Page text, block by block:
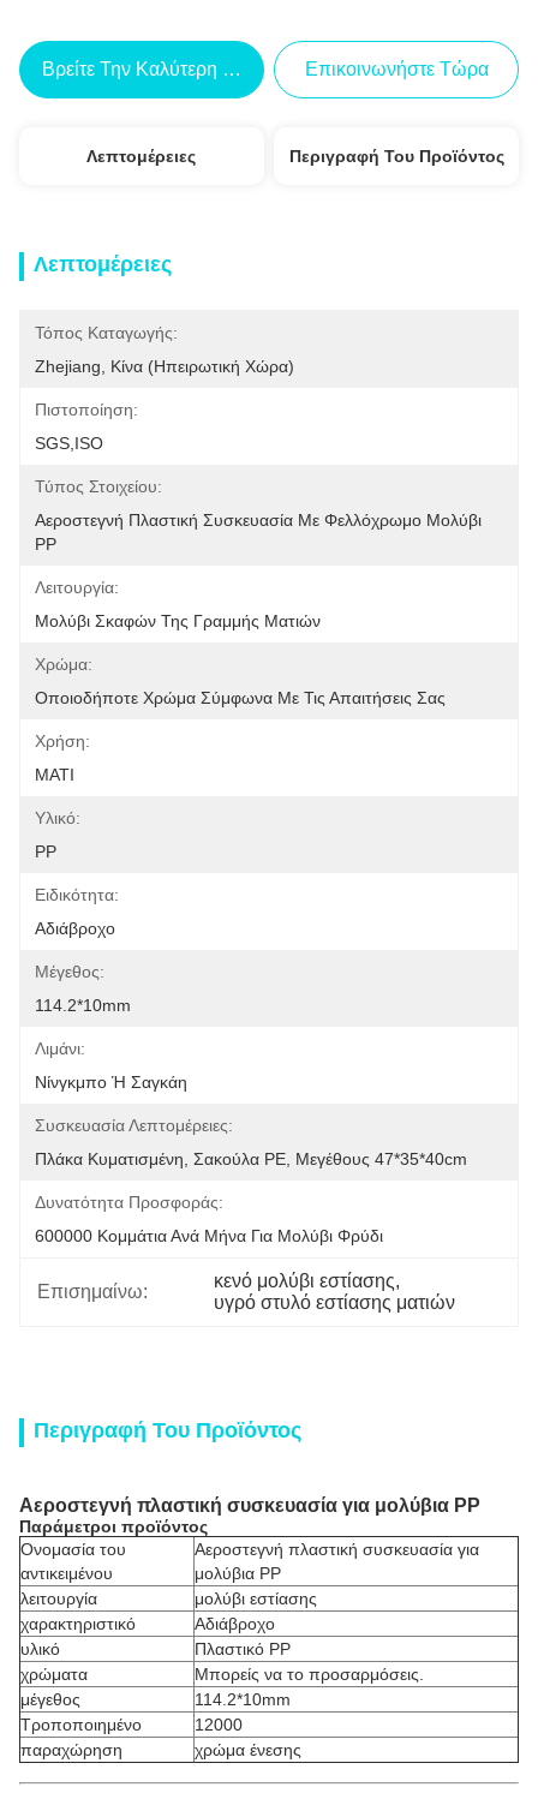
Βρείτε Την Καλύτερη Τιμή Επικοινωνήστε Τώρα
Λεπτομέρειες Περιγραφή Του Προϊόντος
Λεπτομέρειες
Τόπος Καταγωγής:
Zhejiang, Κίνα (ηπειρωτική Χώρα)
Πιστοποίηση:
SGS,ISO
Τύπος Στοιχείου:
Αεροστεγνή Πλαστική Συσκευασία Με Φελλόχρωμο Μολύβι
PP
Λειτουργία:
Μολύβι Σκαφών Της Γραμμής Ματιών
Χρώμα:
Οποιοδήποτε Χρώμα Σύμφωνα Με Τις Απαιτήσεις Σας
Χρήση:
ΜΑΤΙ
Υλικό:
PP
Ειδικότητα:
Αδιάβροχο
Μέγεθος:
114.2*10mm
Λιμάνι:
Νίνγκμπο Ή Σαγκάη
Συσκευασία Λεπτομέρειες:
Πλάκα Κυματισμένη, Σακούλα PE, Μεγέθους 47*35*40cm
Δυνατότητα Προσφοράς:
600000 Κομμάτια Ανά Μήνα Για Μολύβι Φρύδι
Επισημαίνω:
κενό μολύβι εστίασης,
υγρό στυλό εστίασης ματιών
Περιγραφή Του Προϊόντος
Αεροστεγνή πλαστική συσκευασία για μολύβια PP
Παράμετροι προϊόντος
Ονομασία του
αντικειμένου
Αεροστεγνή πλαστική συσκευασία για
μολύβια PP
λειτουργία
μολύβι εστίασης
χαρακτηριστικό
Αδιάβροχο
υλικό
Πλαστικό PP
χρώματα
Μπορείς να το προσαρμόσεις.
μέγεθος
114.2*10mm
Τροποποιημένο
12000
παραχώρηση
χρώμα ένεσης